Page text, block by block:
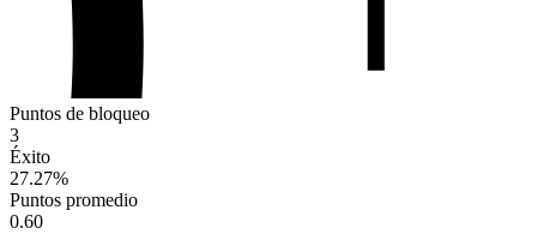
Puntos de bloqueo
3
Éxito
27.27%
Puntos promedio
0.60